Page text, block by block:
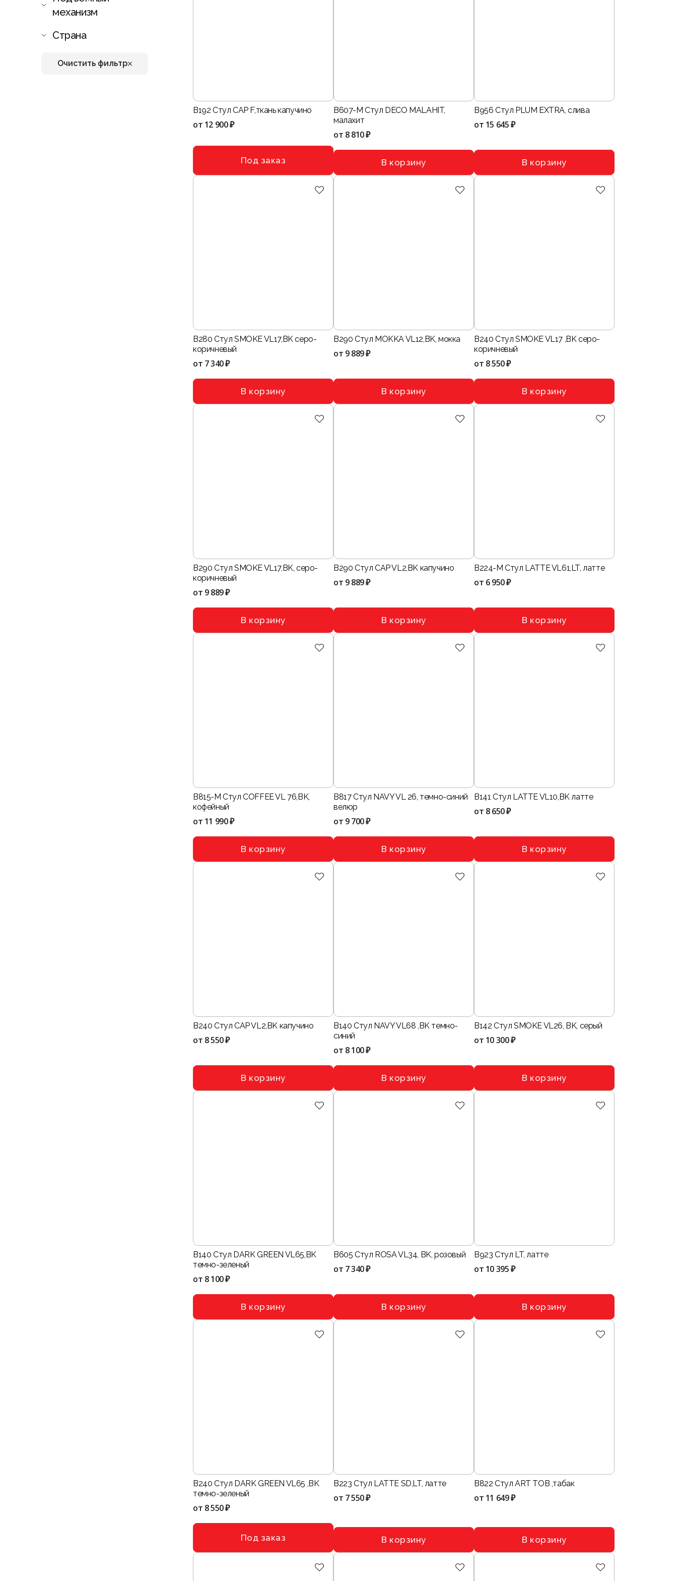
механизм
Страна
Очистить фильтр
B192 Стул CAP F,ткань капучино
от 12 900 ₽
Под заказ
B607-M Стул DECO MALAHIT,
малахит
от 8 810 ₽
В корзину
B956 Стул PLUM EXTRA, слива
от 15 645 ₽
В корзину
B280 Стул SMOKE VL17,BK серо-
коричневый
от 7 340 ₽
В корзину
B290 Стул MOKKA VL12,BK, мокка
от 9 889 ₽
В корзину
B240 Стул SMOKE VL17 ,BK серо-
коричневый
от 8 550 ₽
В корзину
B290 Стул SMOKE VL17,BK, серо-
коричневый
от 9 889 ₽
В корзину
B290 Стул CAP VL2,BK капучино
от 9 889 ₽
В корзину
B224-M Стул LATTE VL61,LT, латте
от 6 950 ₽
В корзину
B815-M Стул COFFEE VL 76,BK,
кофейный
от 11 990 ₽
В корзину
B817 Стул NAVY VL 26, темно-синий
велюр
от 9 700 ₽
В корзину
B141 Стул LATTE VL10,BK латте
от 8 650 ₽
В корзину
B240 Стул CAP VL2,BK капучино
от 8 550 ₽
В корзину
B140 Стул NAVY VL68 ,BK темно-
синий
от 8 100 ₽
В корзину
B142 Стул SMOKE VL26, BK, сеpый
от 10 300 ₽
В корзину
B140 Стул DARK GREEN VL65,BK
темно-зеленый
от 8 100 ₽
В корзину
B605 Стул ROSA VL34, BK, розовый
от 7 340 ₽
В корзину
B923 Стул LT, латте
от 10 395 ₽
В корзину
B240 Стул DARK GREEN VL65 ,BK
темно-зеленый
от 8 550 ₽
Под заказ
B223 Стул LATTE SD,LT, латте
от 7 550 ₽
В корзину
B822 Стул ART TOB ,табак
от 11 649 ₽
В корзину